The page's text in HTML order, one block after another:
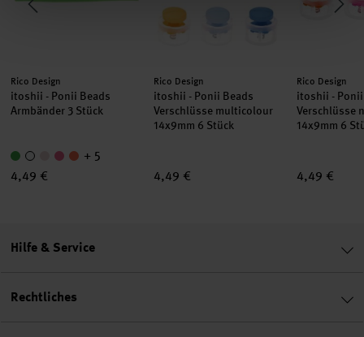
Hersteller:
Rico Design
itoshii - Ponii Beads
Armbänder 3 Stück
+ 5
4,49 €
Hersteller:
Rico Design
itoshii - Ponii Beads
Verschlüsse multicolour
14x9mm 6 Stück
4,49 €
Hersteller:
Rico Design
itoshii -
Verschlüsse
14x9mm 6
4,49 €
Hilfe & Service
Rechtliches